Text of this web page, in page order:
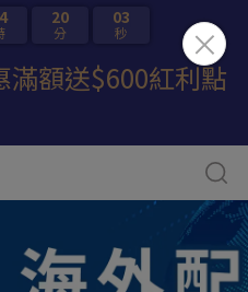
20
分
01
秒
額送$600紅利點